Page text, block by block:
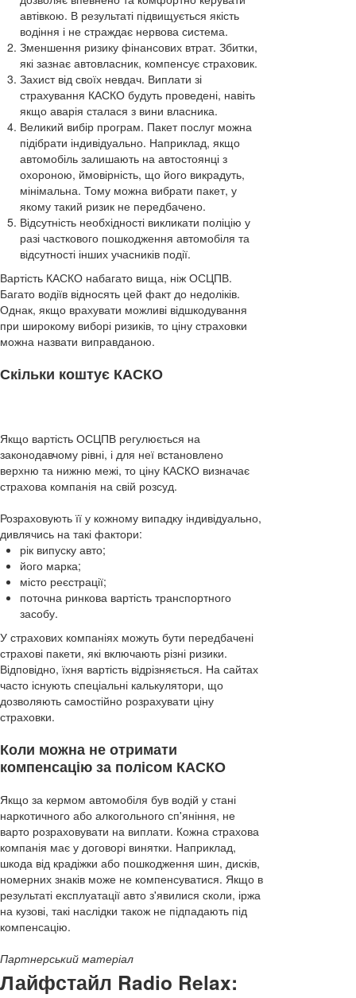
автівкою. В результаті підвищується якість
водіння і не страждає нервова система.
Зменшення ризику фінансових втрат. Збитки,
які зазнає автовласник, компенсує страховик.
Захист від своїх невдач. Виплати зі
страхування КАСКО будуть проведені, навіть
якщо аварія сталася з вини власника.
Великий вибір програм. Пакет послуг можна
підібрати індивідуально. Наприклад, якщо
автомобіль залишають на автостоянці з
охороною, ймовірність, що його викрадуть,
мінімальна. Тому можна вибрати пакет, у
якому такий ризик не передбачено.
Відсутність необхідності викликати поліцію у
разі часткового пошкодження автомобіля та
відсутності інших учасників події.
Вартість КАСКО набагато вища, ніж ОСЦПВ.
Багато водіїв відносять цей факт до недоліків.
Однак, якщо врахувати можливі відшкодування
при широкому виборі ризиків, то ціну страховки
можна назвати виправданою.
Скільки коштує КАСКО
Якщо вартість ОСЦПВ регулюється на
законодавчому рівні, і для неї встановлено
верхню та нижню межі, то ціну КАСКО визначає
страхова компанія на свій розсуд.
Розраховують її у кожному випадку індивідуально,
дивлячись на такі фактори:
рік випуску авто;
його марка;
місто реєстрації;
поточна ринкова вартість транспортного
засобу.
У страхових компаніях можуть бути передбачені
страхові пакети, які включають різні ризики.
Відповідно, їхня вартість відрізняється. На сайтах
часто існують спеціальні калькулятори, що
дозволяють самостійно розрахувати ціну
страховки.
Коли можна не отримати
компенсацію за полісом КАСКО
Якщо за кермом автомобіля був водій у стані
наркотичного або алкогольного сп'яніння, не
варто розраховувати на виплати. Кожна страхова
компанія має у договорі винятки. Наприклад,
шкода від крадіжки або пошкодження шин, дисків,
номерних знаків може не компенсуватися. Якщо в
результаті експлуатації авто з'явилися сколи, іржа
на кузові, такі наслідки також не підпадають під
компенсацію.
Партнерський матеріал
Лайфстайл Radio Relax: